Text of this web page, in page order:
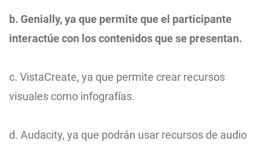
b. Genially, ya que permite que el participante
interactúe con los contenidos que se presentan.
c. VistaCreate, ya que permite crear recursos
visuales como infografías.
d. Audacity, ya que podrán usar recursos de audio